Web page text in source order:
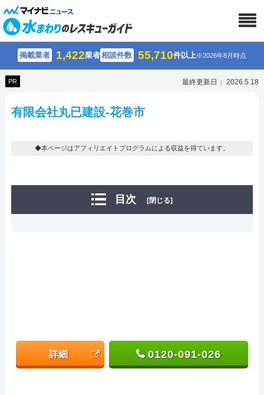
掲載業者 1,422業者相談件数 55,710件以上※2026年8月時点
PR 最終更新日： 2026.5.18
有限会社丸已建設-花巻市
◆本ページはアフィリエイトプログラムによる収益を得ています。
目次 [閉じる]
詳細 0120-091-026